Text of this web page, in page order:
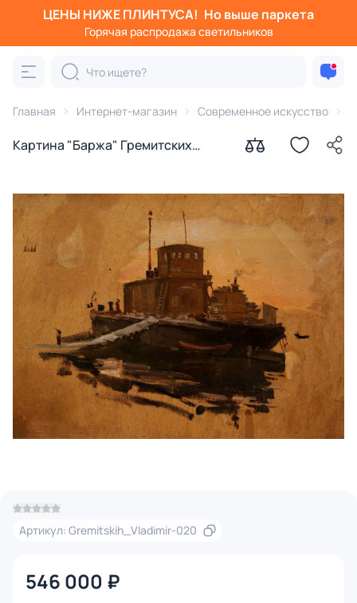
ЦЕНЫ НИЖЕ ПЛИНТУСА! Но выше паркета
Горячая распродажа светильников
Главная Интернет-магазин Современное искусство
Картина "Баржа" Гремитских
Артикул: Gremitskih_Vladimir-020
546 000 ₽